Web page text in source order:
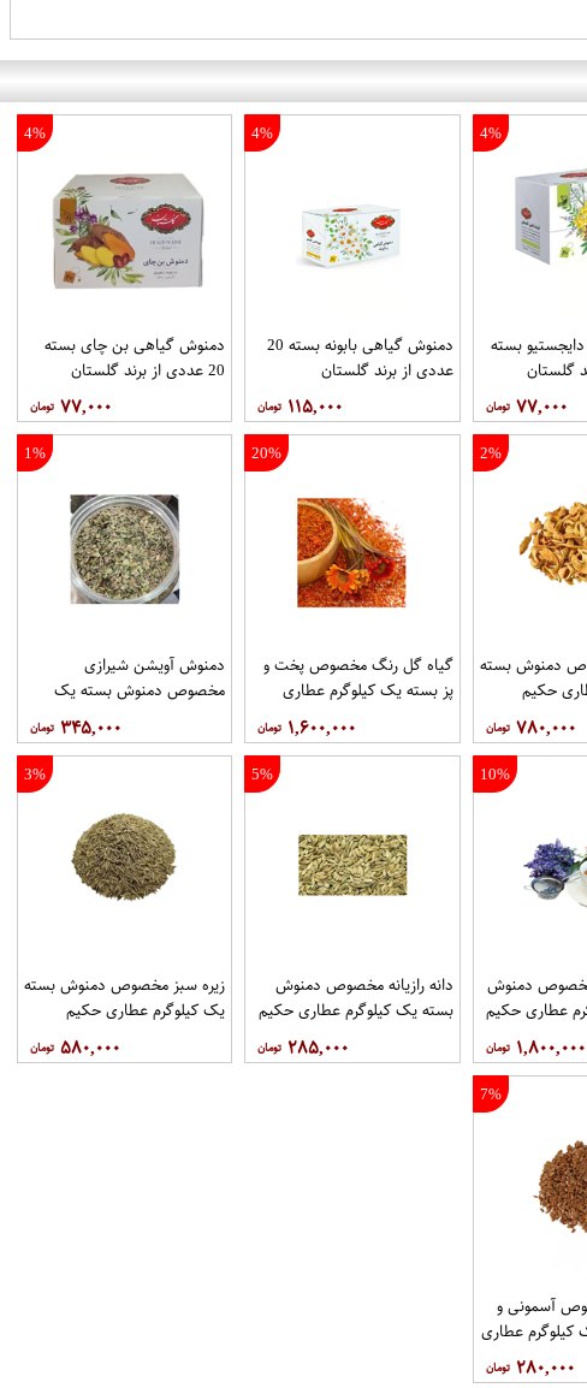
4%
بسته
۷۷,۰۰۰
4%
دمنوش گیاهی بابونه بسته 20
عددی از برند گلستان
۱۱۵,۰۰۰
4%
دمنوش گیاهی بن چای بسته
20 عددی از برند گلستان
۷۷,۰۰۰
2%
دمنوش بسته
حکیم
۷۸۰,۰۰۰
20%
گیاه گل رنگ مخصوص پخت و
پز بسته یک کیلوگرم عطاری
۱,۶۰۰,۰۰۰
1%
دمنوش آویشن شیرازی
مخصوص دمنوش بسته یک
۳۴۵,۰۰۰
10%
دمنوش
عطاری حکیم
۱,۸۰۰,۰۰۰
5%
دانه رازیانه مخصوص دمنوش
بسته یک کیلوگرم عطاری حکیم
۲۸۵,۰۰۰
3%
زیره سبز مخصوص دمنوش بسته
یک کیلوگرم عطاری حکیم
۵۸۰,۰۰۰
7%
آسمونی و
عطاری
۲۸۰,۰۰۰